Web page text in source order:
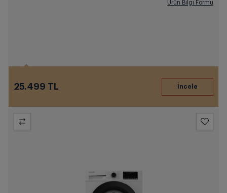
Ürün Bilgi Formu
25.499 TL